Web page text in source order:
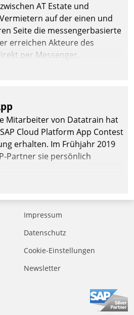
AT Estate und
auf der einen und
Seite die messengerbasierte
erreichen Akteure des
per Messenger,
empfangen oder
Mitarbeiter von Datatrain hat
Cloud Platform App Contest
erhalten. Im Frühjahr 2019
Partner sie persönlich
Impressum
Datenschutz
Cookie-Einstellungen
Newsletter